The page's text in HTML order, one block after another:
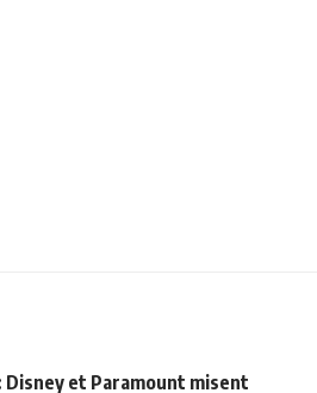
Disney et Paramount misent